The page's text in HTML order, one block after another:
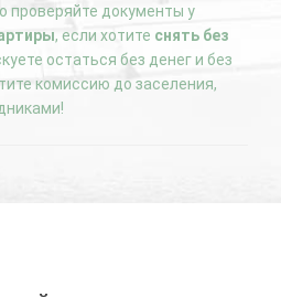
документы у
, если хотите снять без
остаться без денег и без
комиссию до заселения,